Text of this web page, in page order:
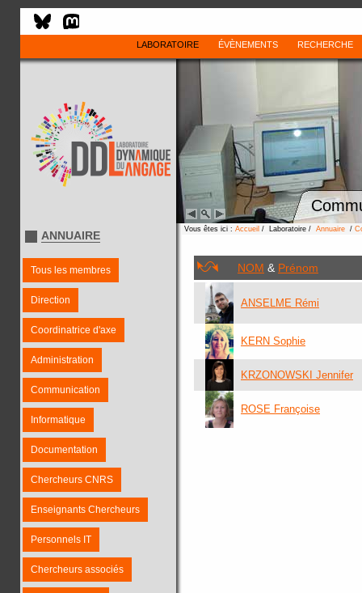
LABORATOIRE ÉVÈNEMENTS RECHERCHE
ANNUAIRE
Tous les membres
Direction
Coordinatrice d'axe
Administration
Communication
Informatique
Documentation
Chercheurs CNRS
Enseignants Chercheurs
Personnels IT
Chercheurs associés
Vous êtes ici : Accueil / Laboratoire / Annuaire /
NOM & Prénom
ANSELME Rémi
KERN Sophie
KRZONOWSKI Jennifer
ROSE Françoise